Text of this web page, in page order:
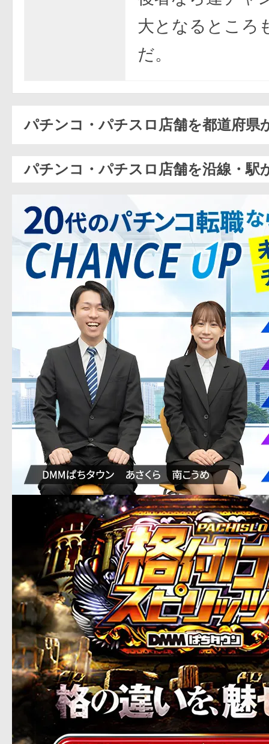
大となるところ
だ。
パチンコ・パチスロ店舗を都道府県
パチンコ・パチスロ店舗を沿線・駅